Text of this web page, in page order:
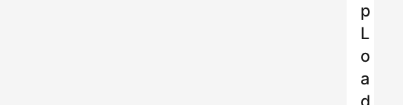
p
L
o
a